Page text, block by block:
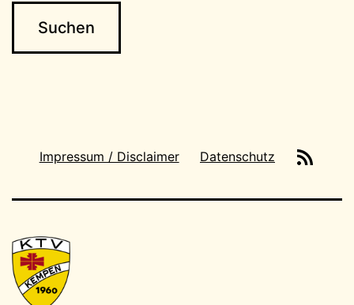
Impressum / Disclaimer Datenschutz